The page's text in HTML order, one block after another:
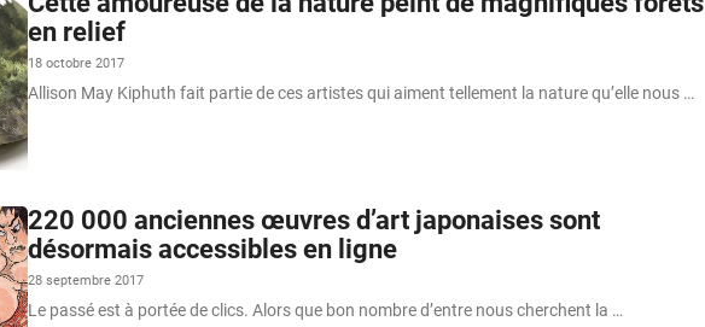
en relief
18 octobre 2017
Allison May Kiphuth fait partie de ces artistes qui aiment tellement la nature qu’elle nous …
220 000 anciennes œuvres d’art japonaises sont
désormais accessibles en ligne
28 septembre 2017
Le passé est à portée de clics. Alors que bon nombre d’entre nous cherchent la …